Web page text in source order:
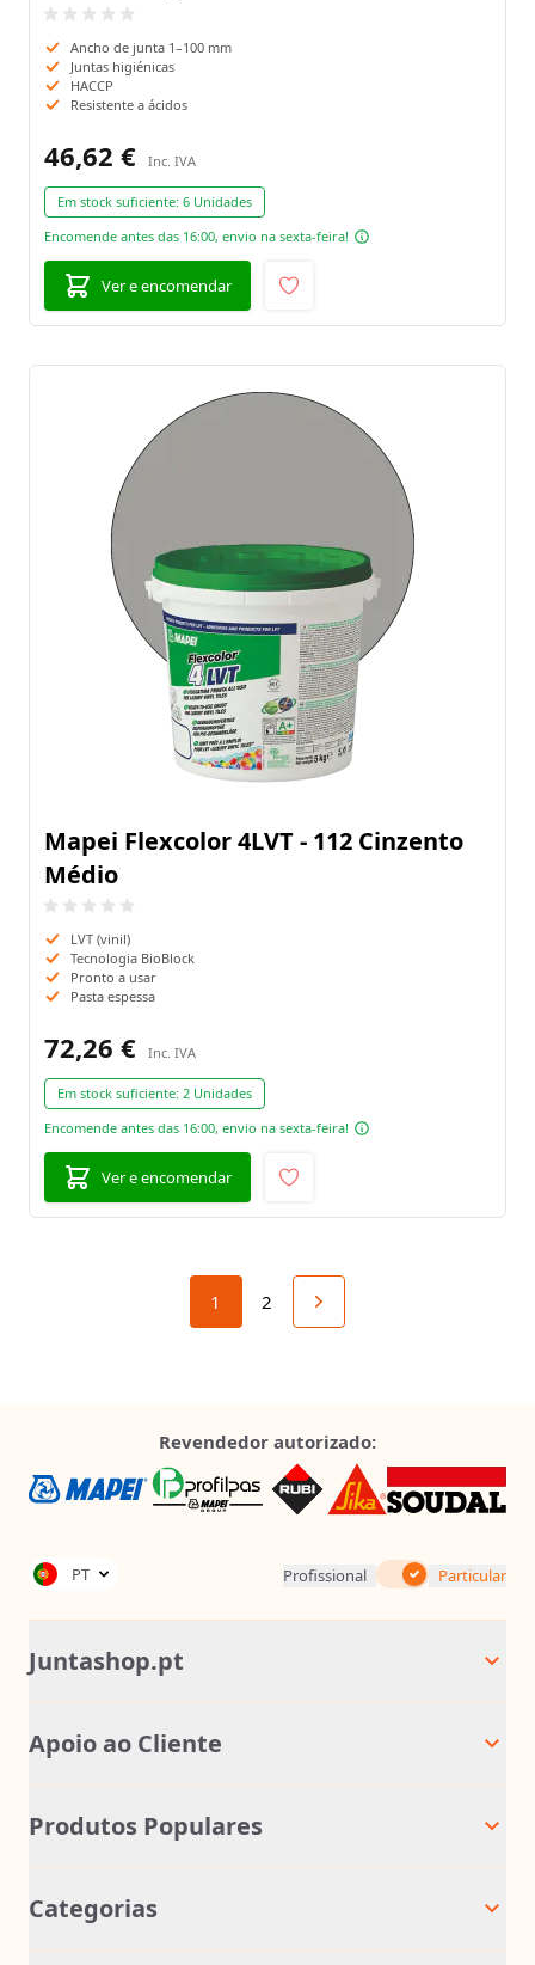
Ancho de junta 1–100 mm
Juntas higiénicas
HACCP
Resistente a ácidos
46,62 €
Em stock suficiente: 6 Unidades
Encomende antes das 16:00, envio na sexta-feira!
Ver e encomendar
Mapei Flexcolor 4LVT - 112 Cinzento
Médio
LVT (vinil)
Tecnologia BioBlock
Pronto a usar
Pasta espessa
72,26 €
Em stock suficiente: 2 Unidades
Encomende antes das 16:00, envio na sexta-feira!
Ver e encomendar
Está de momento a ler a página
1 Página
2
Revendedor autorizado:
PT Profissional Inc. IVA Particular
Juntashop.pt
Apoio ao Cliente
Produtos Populares
Categorias